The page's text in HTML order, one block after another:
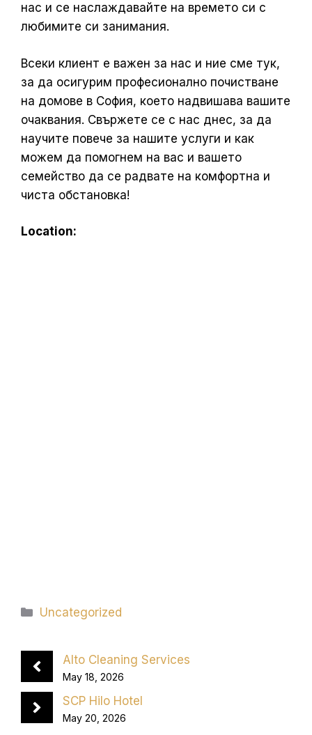
нас и се наслаждавайте на времето си с
любимите си занимания.
Всеки клиент е важен за нас и ние сме тук,
за да осигурим професионално почистване
на домове в София, което надвишава вашите
очаквания. Свържете се с нас днес, за да
научите повече за нашите услуги и как
можем да помогнем на вас и вашето
семейство да се радвате на комфортна и
чиста обстановка!
Location:
Categories
Uncategorized
Alto Cleaning Services
May 18, 2026
SCP Hilo Hotel
May 20, 2026